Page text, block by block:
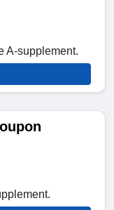
A-supplement.